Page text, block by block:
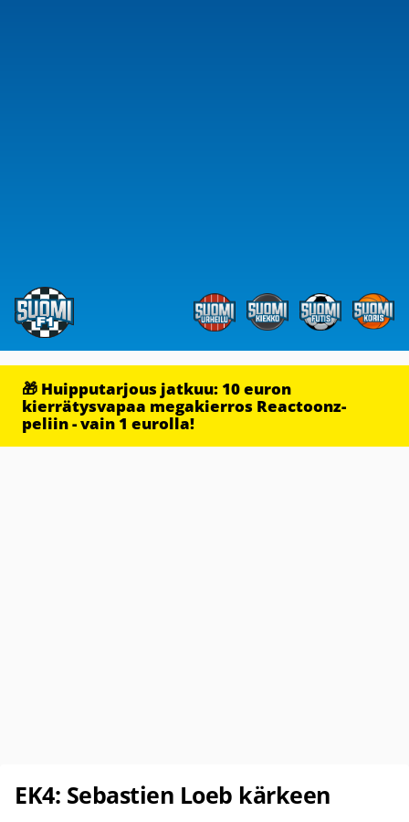
🎁 Huipputarjous jatkuu: 10 euron
kierrätysvapaa megakierros Reactoonz-
peliin - vain 1 eurolla!
EK4: Sebastien Loeb kärkeen